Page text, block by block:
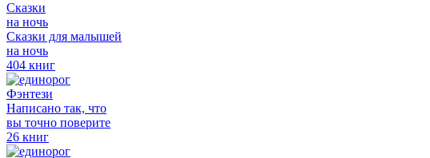
Сказки
на ночь
Сказки для малышей
на ночь
404 книг
Фэнтези
Написано так, что
вы точно поверите
26 книг